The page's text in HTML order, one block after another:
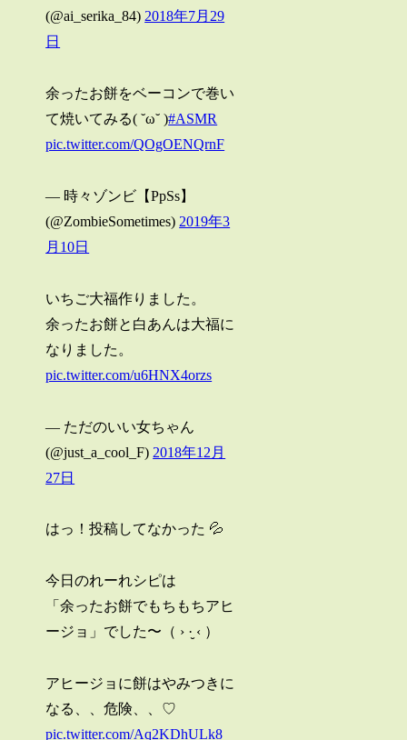
(@ai_serika_84)2018年7月29
日
余ったお餅をベーコンで巻い
て焼いてみる( ˘ω˘ )#ASMR
pic.twitter.com/QOgOENQrnF
— 時々ゾンビ【PpSs】
(@ZombieSometimes) 2019年3
月10日
いちご大福作りました。
余ったお餅と白あんは大福に
なりました。
pic.twitter.com/u6HNX4orzs
— ただのいい女ちゃん
(@just_a_cool_F) 2018年12月
27日
はっ！投稿してなかった 💦
今日のれーれシピは
「余ったお餅でもちもちアヒ
ージョ」でした〜（ › ·̮ ‹ ）
アヒージョに餅はやみつきに
なる、、危険、、♡
pic.twitter.com/Aq2KDhULk8